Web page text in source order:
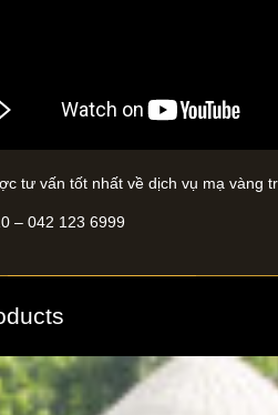
tư vấn tốt nhất về dịch vụ mạ vàng
– 042 123 6999